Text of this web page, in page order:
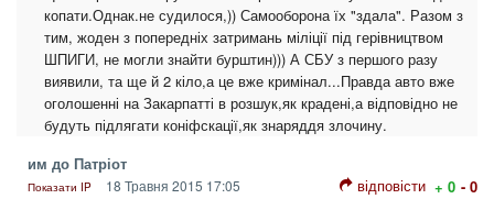
копати.Однак.не судилося,)) Самооборона їх "здала". Разом з
тим, жоден з попередніх затримань міліції під герівництвом
ШПИГИ, не могли знайти бурштин))) А СБУ з першого разу
виявили, та ще й 2 кіло,а це вже кримінал...Правда авто вже
оголошенні на Закарпатті в розшук,як крадені,а відповідно не
будуть підлягати коніфскації,як знаряддя злочину.
им до Патріот
Показати IP 18 Травня 2015 17:05 відповісти + 0 - 0